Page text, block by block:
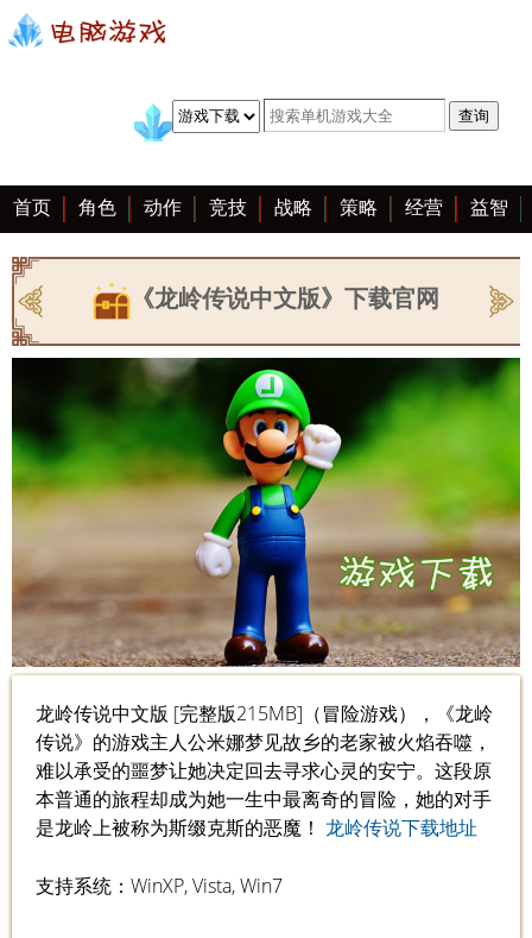
首页 角色 动作 竞技 战略 策略 经营 益智
冒险 棋牌 赛车 手游 恋爱 客户端 大全
《龙岭传说中文版》下载官网
龙岭传说中文版 [完整版215MB]（冒险游戏），《龙岭
传说》的游戏主人公米娜梦见故乡的老家被火焰吞噬，
难以承受的噩梦让她决定回去寻求心灵的安宁。这段原
本普通的旅程却成为她一生中最离奇的冒险，她的对手
是龙岭上被称为斯缀克斯的恶魔！ 龙岭传说下载地址
支持系统：WinXP, Vista, Win7